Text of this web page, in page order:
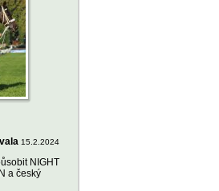
15.2.2024
NIGHT
a český